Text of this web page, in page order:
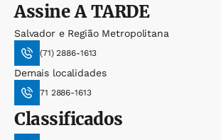
AssineA TARDE
Salvador e Região Metropolitana
(71) 2886-1613
Demais localidades
71 2886-1613
Classificados